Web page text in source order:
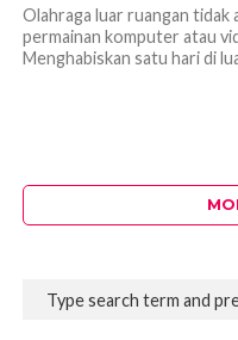
Olahraga luar ruangan tidak
permainan komputer atau
Menghabiskan satu hari di